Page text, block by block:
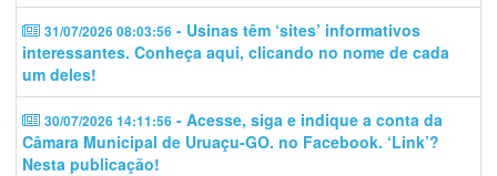
31/07/2026 08:03:56 - Usinas têm ‘sites’ informativos
interessantes. Conheça aqui, clicando no nome de cada
um deles!
30/07/2026 14:11:56 - Acesse, siga e indique a conta da
Câmara Municipal de Uruaçu-GO. no Facebook. ‘Link’?
Nesta publicação!